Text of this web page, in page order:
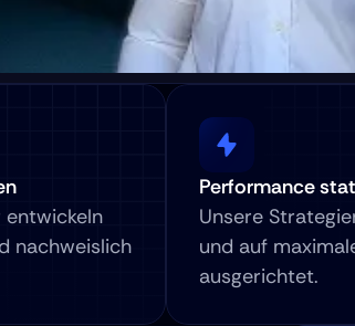
entwickeln
nachweislich
Performance
Unsere
und auf
ausgerichtet.